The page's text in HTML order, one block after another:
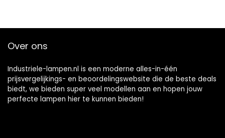
Over ons
Industriele-lampen.nl is een moderne alles-in-één
prijsvergelijkings- en beoordelingswebsite die de beste deals
biedt, we bieden super veel modellen aan en hopen jouw
perfecte lampen hier te kunnen bieden!